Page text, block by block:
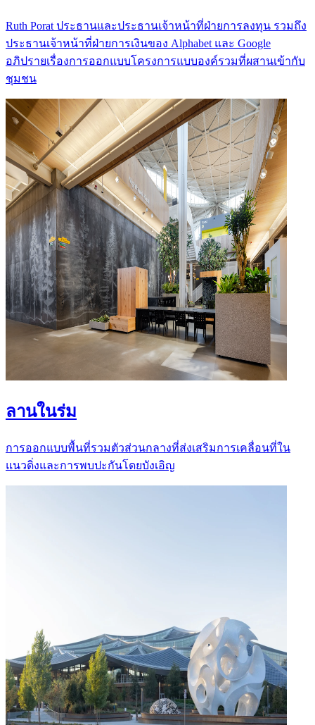
Ruth Porat ประธานและประธานเจ้าหน้าที่ฝ่ายการลงทุน รวมถึง
ประธานเจ้าหน้าที่ฝ่ายการเงินของ Alphabet และ Google
อภิปรายเรื่องการออกแบบโครงการแบบองค์รวมที่ผสานเข้ากับ
ชุมชน
ลานในร่ม
การออกแบบพื้นที่รวมตัวส่วนกลางที่ส่งเสริมการเคลื่อนที่ใน
แนวดิ่งและการพบปะกันโดยบังเอิญ